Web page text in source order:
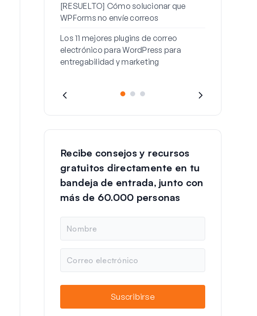
[RESUELTO] Cómo solucionar que
WPForms no envíe correos
Los 11 mejores plugins de correo
electrónico para WordPress para
entregabilidad y marketing
Recibe consejos y recursos
gratuitos directamente en tu
bandeja de entrada, junto con
más de 60.000 personas
m
b
r
e
Suscribirse